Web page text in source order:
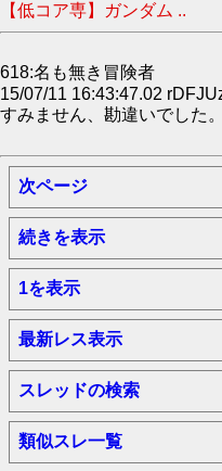
【低コア専】ガンダム ..
618:名も無き冒険者
15/07/11 16:43:47.02
すみません、勘違いでした。
次ページ
続きを表示
1を表示
最新レス表示
スレッドの検索
類似スレ一覧